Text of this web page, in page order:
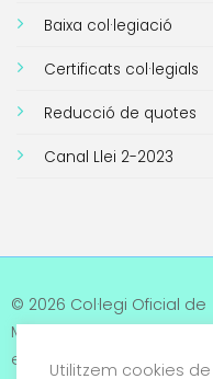
Baixa col·legiació
Certificats col·legials
Reducció de quotes
Canal Llei 2-2023
© 2026 Col·legi Oficial de
Metges de Tarragona.
els drets reservats
Utilitzem cookies